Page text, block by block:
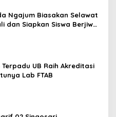
Ngajum Biasakan Selawat
dan Siapkan Siswa Berjiwa
UB Raih Akreditasi
Lab FTAB